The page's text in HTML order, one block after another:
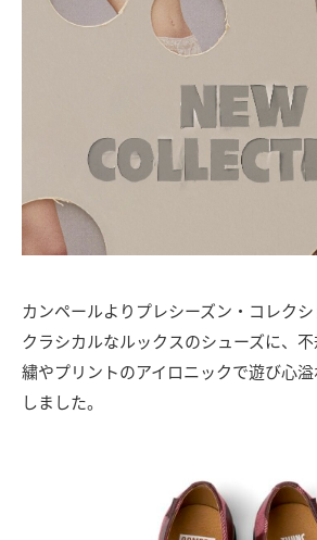
カンペールよりプレシーズン・コレクシ
クラシカルなルックスのシューズに、
繍やプリントのアイロニックで遊び心
しました。